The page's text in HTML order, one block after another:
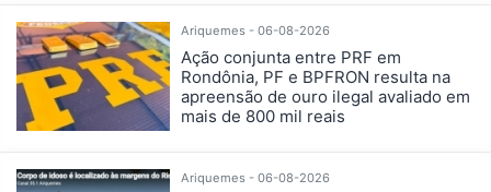
Ariquemes - 06-08-2026
Ação conjunta entre PRF em
Rondônia, PF e BPFRON resulta na
apreensão de ouro ilegal avaliado em
mais de 800 mil reais
Ariquemes - 06-08-2026